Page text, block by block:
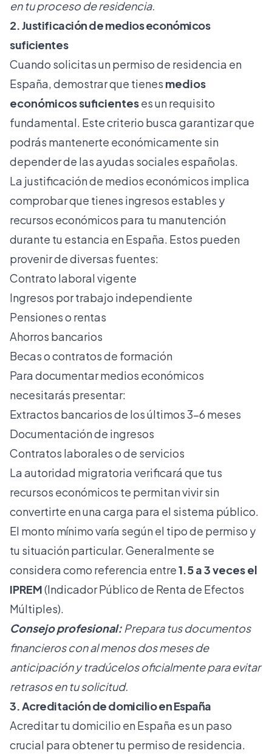
en tu proceso de residencia.
2. Justificación de medios económicos
suficientes
Cuando solicitas un permiso de residencia en
España, demostrar que tienes medios
económicos suficienteses un requisito
fundamental. Este criterio busca garantizar que
podrás mantenerte económicamente sin
depender de las ayudas sociales españolas.
La justificación de medios económicos implica
comprobar que tienes ingresos estables y
recursos económicos para tu manutención
durante tu estancia en España. Estos pueden
provenir de diversas fuentes:
Contrato laboral vigente
Ingresos por trabajo independiente
Pensiones o rentas
Ahorros bancarios
Becas o contratos de formación
Paradocumentar medios económicos
necesitarás presentar:
Extractos bancarios de los últimos 3-6 meses
Documentación de ingresos
Contratos laborales o de servicios
La autoridad migratoria verificará que tus
recursos económicos te permitan vivir sin
convertirte en una carga para el sistema público.
El monto mínimo varía según el tipo de permiso y
tu situación particular. Generalmente se
considera como referencia entre1.5 a 3 veces el
IPREM(Indicador Público de Renta de Efectos
Múltiples).
Consejo profesional: Prepara tus documentos
financieros con al menos dos meses de
anticipación y tradúcelos oficialmente para evitar
retrasos en tu solicitud.
3. Acreditación de domicilio en España
Acreditar tu domicilio en España es un paso
crucial para obtener tu permiso de residencia.